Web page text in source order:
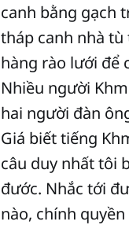
canh bằng gạch
tháp canh nhà
hàng rào lưới để
Nhiều người
hai người đàn
Giá biết tiếng
câu duy nhất tôi
đước. Nhắc tới
nào, chính